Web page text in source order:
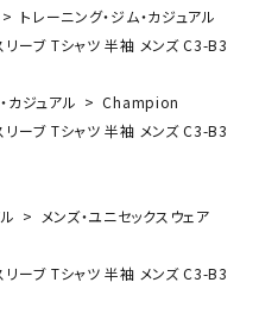
トレーニング・ジム・カジュアル
ーブ Tシャツ 半袖 メンズ C3-B3
カジュアル
Champion
ーブ Tシャツ 半袖 メンズ C3-B3
メンズ・ユニセックスウェア
ーブ Tシャツ 半袖 メンズ C3-B3